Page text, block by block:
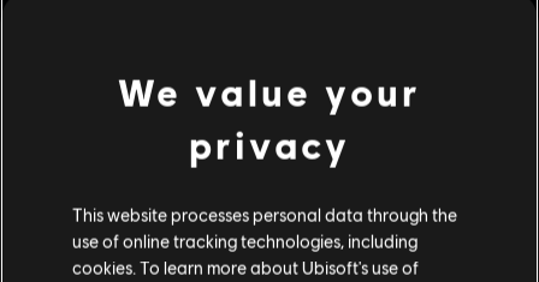
CONCEPTION DES NIVEAUX
CORRIGÉ - Lors du passage en mode Exercice de
repérage ou Exercice de ciblage sur la carte Villa, les
CORRIGÉ - Dans la zone de travaux extérieure sur la carte
Oregon, les joueurs peuvent se positionner sur le
We value your
privacy
This website processes personal data through the
use of online tracking technologies, including
cookies. To learn more about Ubisoft's use of